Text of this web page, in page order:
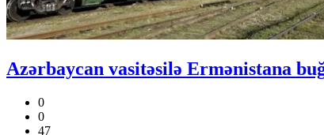
Azərbaycan vasitəsilə Ermənistana
0
0
47